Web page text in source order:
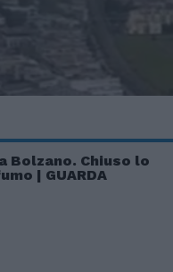
Bolzano. Chiuso lo
| GUARDA